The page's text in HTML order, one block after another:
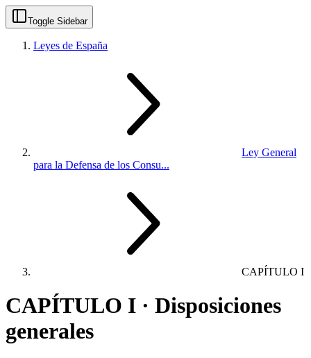
Toggle Sidebar
Leyes de España
Ley General
para la Defensa de los Consu...
CAPÍTULO I
CAPÍTULO I · Disposiciones
generales